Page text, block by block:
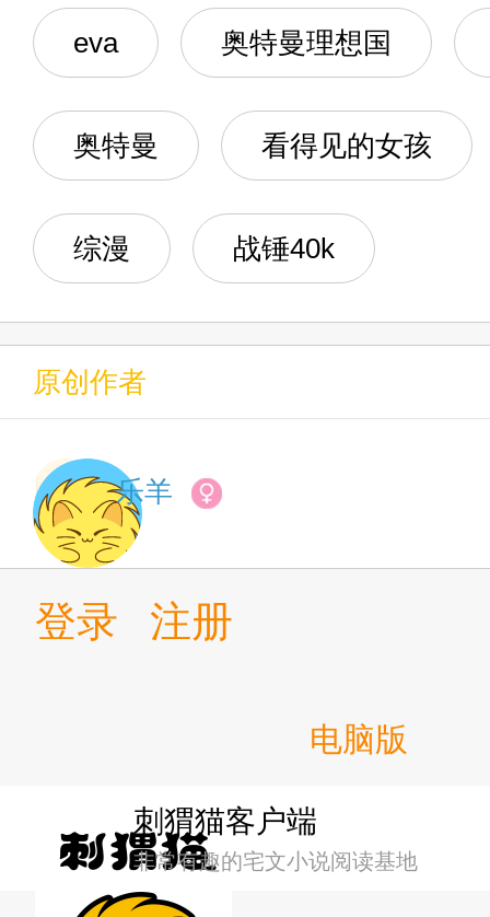
12.拐杖星人进阶版
14.教官，我太想进步了！
15.贝老黑，你落魄了啊！（
17.鉴证贝利亚，堂堂出道
19.完人理想，贝利亚与卡撒
20.怪兽才是真正的究极生命
22.奥特曼与赛亚人的共同性
23.奥特宇宙无限制格斗大赛
24.蝙蝠侠先生，帮帮我！
eva 奥特曼理想国
奥特曼 看得见的女孩
综漫 战锤40k
原创作者
乐羊
登录 注册
电脑版
刺猬猫客户端
非常有趣的宅文小说阅读基地